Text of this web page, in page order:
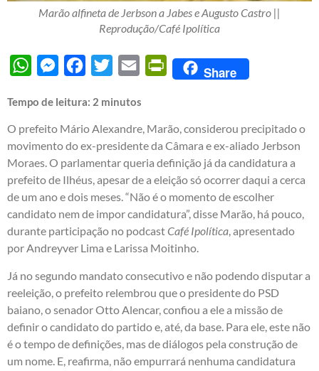
Marão alfineta de Jerbson a Jabes e Augusto Castro ||
Reprodução/Café Ipolítica
WhatsAppMessengerFacebook
Twitter Email PrintFriendly
Share
Tempo de leitura: 2 minutos
O prefeito Mário Alexandre, Marão, considerou precipitado o
movimento do ex-presidente da Câmara e ex-aliado Jerbson
Moraes. O parlamentar queria definição já da candidatura a
prefeito de Ilhéus, apesar de a eleição só ocorrer daqui a cerca
de um ano e dois meses. “Não é o momento de escolher
candidato nem de impor candidatura”, disse Marão, há pouco,
durante participação no podcastCafé Ipolítica, apresentado
por Andreyver Lima e Larissa Moitinho.
Já no segundo mandato consecutivo e não podendo disputar a
reeleição, o prefeito relembrou que o presidente do PSD
baiano, o senador Otto Alencar, confiou a ele a missão de
definir o candidato do partido e, até, da base. Para ele, este não
é o tempo de definições, mas de diálogos pela construção de
um nome. E, reafirma, não empurrará nenhuma candidatura